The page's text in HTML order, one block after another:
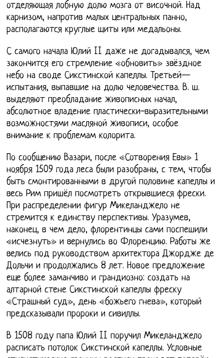
отделяющая лобную долю мозга от височной. Над
карнизом, напротив малых центральных панно,
располагаются круглые щиты или медальоны.
С самого начала Юлий II даже не догадывался, чем
закончится его стремление «обновить» звёздное
небо на своде Сикстинской капеллы. Третьей—
испытания, выпавшие на долю человечества. В. ш.
выделяют преобладание живописных начал,
абсолютное владение пластически-выразительными
возможностями масляной живописи, особое
внимание к проблемам колорита.
По сообщению Вазари, после «Сотворения Евы» 1
ноября 1509 года леса были разобраны, с тем, чтобы
быть смонтированными в другой половине капеллы и
весь Рим пришёл посмотреть открывшиеся фрески.
При распределении фигур Микеланджело не
стремится к единству перспективы. Уразумев,
наконец, в чем дело, флорентинцы сами поспешили
«исчезнуть» и вернулись во Флоренцию. Работы же
велись под руководством архитектора Джордже де
Дольчи и продолжались 8 лет. Новое предложение
еще более заманчиво и грандиозно: создать на
алтарной стене Сикстинской капеллы фреску
«Страшный суд», день «божьего гнева», который
предсказывали пророки и сивиллы.
В 1508 году папа Юлий II поручил Микеланджело
расписать потолок Сикстинской капеллы. Условные